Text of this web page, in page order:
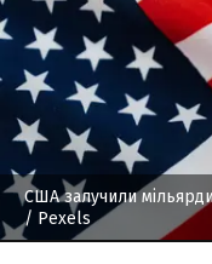
США залучили
/ Pexels